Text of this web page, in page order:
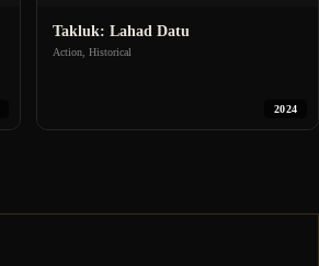
Takluk: Lahad Datu
Action, Historical
2024